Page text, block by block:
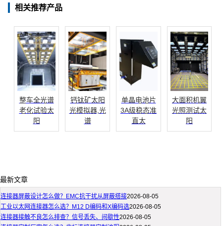
相关推荐产品
整车全光谱
老化试验太
阳
钙钛矿太阳
光模拟器,光
谱
单晶电池片
3A级稳态准
直太
大面积机翼
光照测试太
阳
最新文章
连接器屏蔽设计怎么做？EMC抗干扰从屏蔽搭接2026-08-05
工业以太网连接器怎么选？M12 D编码和X编码选2026-08-05
连接器接触不良怎么排查？信号丢失、间歇性2026-08-05